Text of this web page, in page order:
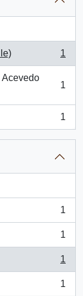
1
Acevedo
1
1
1
1
1
1